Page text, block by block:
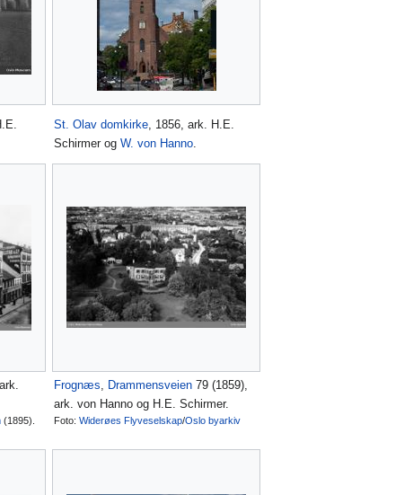
St. Olav domkirke, 1856, ark. H.E.
Schirmer ogW. von Hanno.
(1895).
Frognæs Drammensveien 79 (1859),
ark. von Hanno og H.E. Schirmer.
Foto:Widerøes Flyveselskap/Oslo byarkiv